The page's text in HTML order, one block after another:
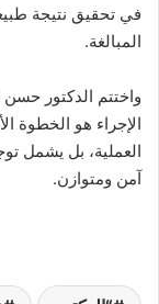
في تحقيق نتيجة
المبالغة.
واختتم الدكتور حسن
الإجراء هو الخطوة
العملية، بل يشمل
آمن ومتوازن.